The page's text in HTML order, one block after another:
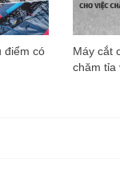
điểm có
Máy cắt
chăm tỉa